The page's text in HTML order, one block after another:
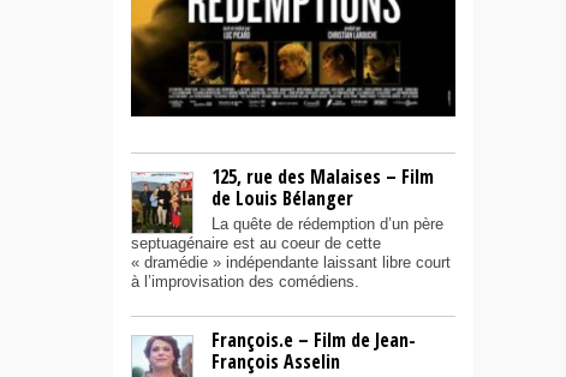
125, rue des Malaises – Film
de Louis Bélanger
La quête de rédemption d’un père
septuagénaire est au coeur de cette
« dramédie » indépendante laissant libre court
à l’improvisation des comédiens.
François.e – Film de Jean-
François Asselin